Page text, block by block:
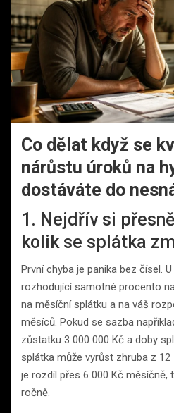
Co dělat když se
nárůstu úroků na
dostáváte do
1. Nejdřív si
kolik se splátka
První chyba je panika bez čísel.
rozhodující samotné procento
na měsíční splátku a na váš
měsíců. Pokud se sazba
zůstatku 3 000 000 Kč a doby
splátka může vyrůst zhruba z 12
je rozdíl přes 6 000 Kč měsíčně,
ročně.